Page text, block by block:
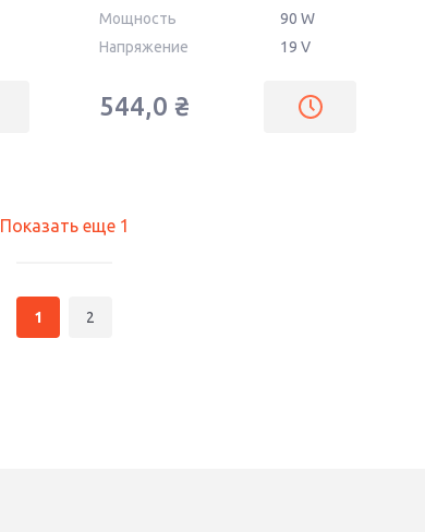
Мощность
90 W
Напряжение
19 V
544,0 ₴
Показать еще 1
1 2